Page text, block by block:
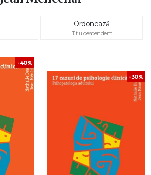
Ordonează
Titlu descendent
-40%
-30%